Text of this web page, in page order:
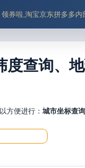
领券啦,淘宝京东拼多多内
度查询、
方便进行： 城市坐标查询